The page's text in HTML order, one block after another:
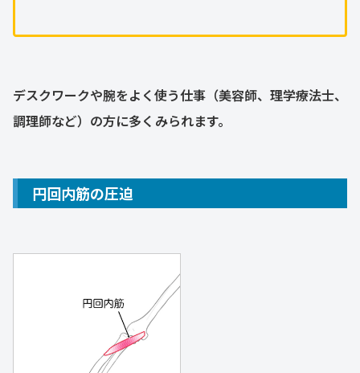
デスクワークや腕をよく使う仕事（美容師、理学療法士、
調理師など）の方に多くみられます。
円回内筋の圧迫